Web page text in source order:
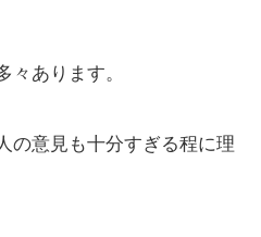
々あります。
の意見も十分すぎる程に理